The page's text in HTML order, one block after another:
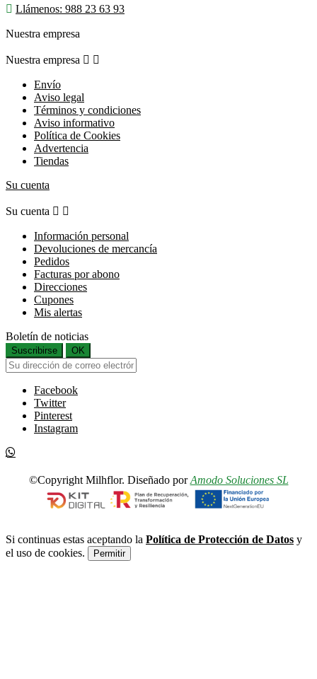
 Llámenos: 988 23 63 93
Nuestra empresa
Nuestra empresa  
Envío
Aviso legal
Términos y condiciones
Aviso informativo
Política de Cookies
Advertencia
Tiendas
Su cuenta
Su cuenta  
Información personal
Devoluciones de mercancía
Pedidos
Facturas por abono
Direcciones
Cupones
Mis alertas
Boletín de noticias
Suscribirse OK
Facebook
Twitter
Pinterest
Instagram
©Copyright Milhflor. Diseñado porAmodo Soluciones SL
Si continuas estas aceptando la Política de Protección de Datos y
el uso de cookies.
Permitir